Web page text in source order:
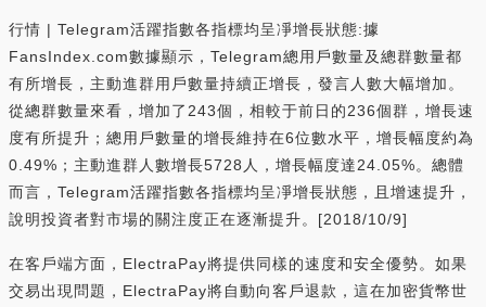
行情 | Telegram活躍指數各指標均呈凈增長狀態:據
FansIndex.com數據顯示，Telegram總用戶數量及總群數量都
有所增長，主動進群用戶數量持續正增長，發言人數大幅增加。
從總群數量來看，增加了243個，相較于前日的236個群，增長速
度有所提升；總用戶數量的增長維持在6位數水平，增長幅度約為
0.49%；主動進群人數增長5728人，增長幅度達24.05%。總體
而言，Telegram活躍指數各指標均呈凈增長狀態，且增速提升，
說明投資者對市場的關注度正在逐漸提升。[2018/10/9]
在客戶端方面，ElectraPay將提供同樣的速度和安全優勢。如果
交易出現問題，ElectraPay將自動向客戶退款，這在加密貨幣世